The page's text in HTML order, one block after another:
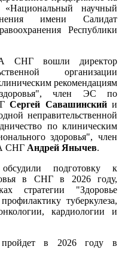
«Национальный научный
имени Салидат
Республики
СНГ вошли директор
организации
рекомендациям
член ЭС по
Сергей Савашинскийи
неправительственной
по клиническим
здоровья", член
СНГ Андрей Янычев.
подготовку к
в СНГ в 2026 году,
стратегии "Здоровье
туберкулеза,
кардиологии и
пройдет в 2026 году в